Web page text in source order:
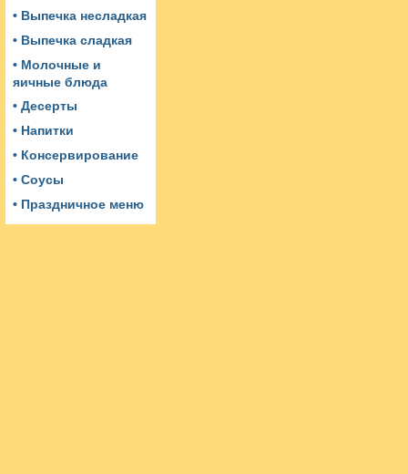
• Выпечка несладкая
• Выпечка сладкая
• Молочные и
яичные блюда
• Десерты
• Напитки
• Консервирование
• Соусы
• Праздничное меню